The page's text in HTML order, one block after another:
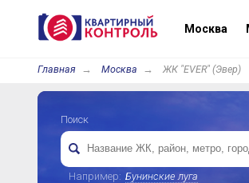
Москва
Главная Москва ЖК "EVER" (Эвер)
Поиск
Например: Бунинские луга